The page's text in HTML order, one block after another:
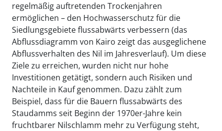
regelmäßig auftretenden Trockenjahren
ermöglichen – den Hochwasserschutz für die
Siedlungsgebiete flussabwärts verbessern (das
Abflussdiagramm von Kairo zeigt das ausgeglichene
Abflussverhalten des Nil im Jahresverlauf). Um diese
Ziele zu erreichen, wurden nicht nur hohe
Investitionen getätigt, sondern auch Risiken und
Nachteile in Kauf genommen. Dazu zählt zum
Beispiel, dass für die Bauern flussabwärts des
Staudamms seit Beginn der 1970er-Jahre kein
fruchtbarer Nilschlamm mehr zu Verfügung steht,